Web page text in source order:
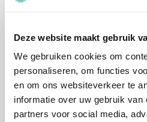
Deze website maakt gebruik
We gebruiken cookies om
personaliseren, om functies
en om ons websiteverkeer te
informatie over uw gebruik van
partners voor social media,
Icing Smoother (Wilton)
€11.49 Inclusief BTW